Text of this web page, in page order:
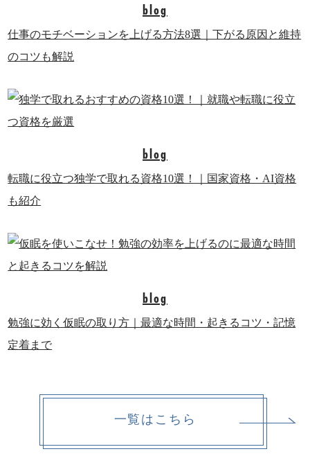
blog
仕事のモチベーションを上げる方法8選｜下がる原因と維持
のコツも解説
blog
転職に役立つ独学で取れる資格10選！｜国家資格・AI資格
も紹介
blog
勉強に効く仮眠の取り方｜最適な時間・起きるコツ・記憶
定着まで
一覧はこちら